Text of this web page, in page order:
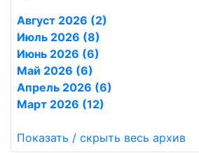
Август 2026 (2)
Июль 2026 (8)
Июнь 2026 (6)
Май 2026 (6)
Апрель 2026 (6)
Март 2026 (12)
Показать / скрыть весь архив